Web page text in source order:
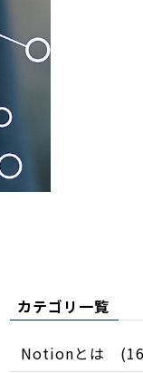
カテゴリ一覧
Notionとは